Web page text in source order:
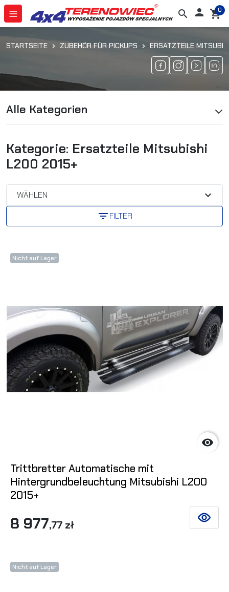
search  shopping_cart
0
STARTSEITE ZUBEHÖR FÜR PICKUPS ERSATZTEILE
Alle Kategorien
Kategorie: Ersatzteile Mitsubishi
L200 2015+
WÄHLEN
expand_more
filter_listFILTER
Nicht auf Lager

Trittbretter Automatische mit
Hintergrundbeleuchtung Mitsubishi L200
2015+
8 977,77 zł SIEHE
Nicht auf Lager